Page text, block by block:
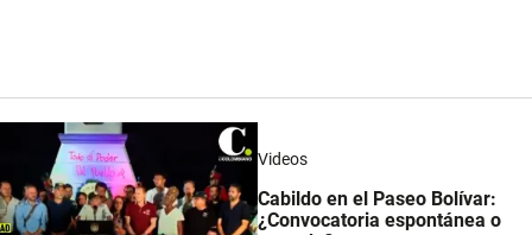
Videos
Cabildo en el Paseo Bolívar:
¿Convocatoria espontánea o